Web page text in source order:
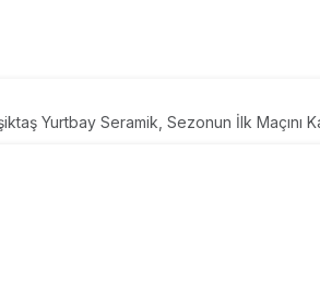
Yurtbay Seramik, Sezonun İlk Maçını